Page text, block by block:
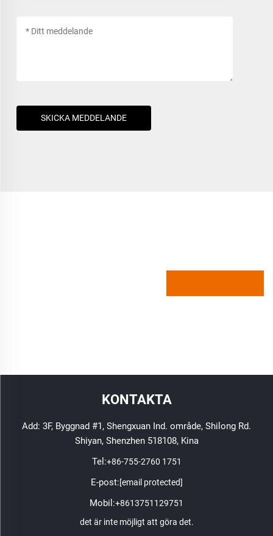
SKICKA MEDDELANDE
KONTAKTA
Add: 3F, Byggnad #1, Shengxuan Ind. område, Shilong Rd.
Shiyan, Shenzhen 518108, Kina
Tel:+86-755-2760 1751
E-post:[email protected]
Mobil:+8613751129751
det är inte möjligt att göra det.